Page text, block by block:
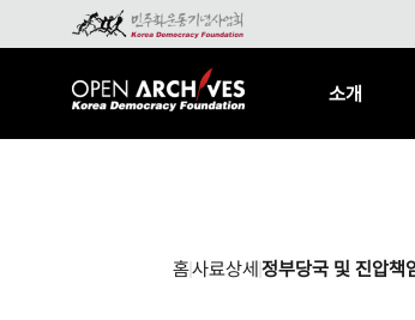
소개
홈사료상세정부당국 및 진압책